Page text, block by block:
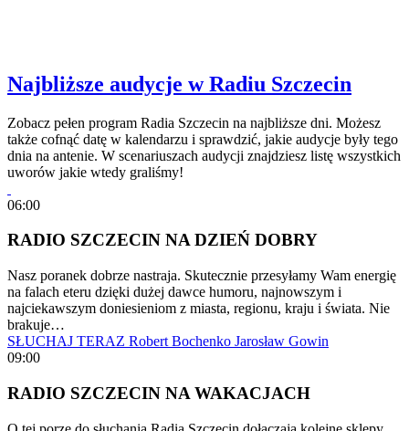
Najbliższe audycje w Radiu Szczecin
Zobacz pełen program Radia Szczecin na najbliższe dni. Możesz
także cofnąć datę w kalendarzu i sprawdzić, jakie audycje były tego
dnia na antenie. W scenariuszach audycji znajdziesz listę wszystkich
uworów jakie wtedy graliśmy!
06:00
RADIO SZCZECIN NA DZIEŃ DOBRY
Nasz poranek dobrze nastraja. Skutecznie przesyłamy Wam energię
na falach eteru dzięki dużej dawce humoru, najnowszym i
najciekawszym doniesieniom z miasta, regionu, kraju i świata. Nie
brakuje…
SŁUCHAJ TERAZ Robert Bochenko Jarosław Gowin
09:00
RADIO SZCZECIN NA WAKACJACH